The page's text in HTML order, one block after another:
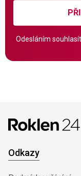
Odesláním
Odkazy